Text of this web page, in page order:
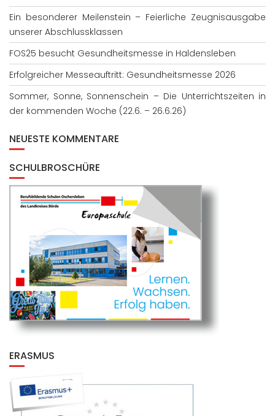
Ein besonderer Meilenstein – Feierliche Zeugnisausgabe
unserer Abschlussklassen
FOS25 besucht Gesundheitsmesse in Haldensleben
Erfolgreicher Messeauftritt: Gesundheitsmesse 2026
Sommer, Sonne, Sonnenschein – Die Unterrichtszeiten in
der kommenden Woche (22.6. – 26.6.26)
NEUESTE KOMMENTARE
SCHULBROSCHÜRE
ERASMUS